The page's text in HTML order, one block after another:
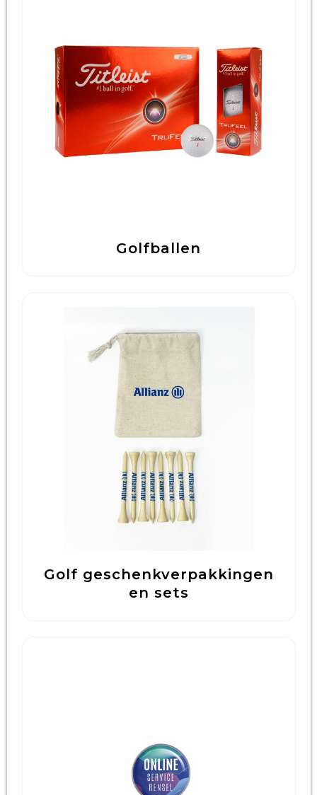
Golfballen
Golf geschenkverpakkingen
en sets